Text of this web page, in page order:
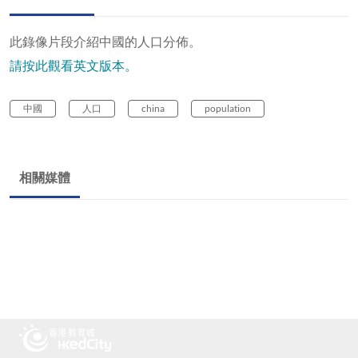
此錄像片段介紹中國的人口分佈。
請按此觀看英文版本。
中國 人口 china population
相關媒體